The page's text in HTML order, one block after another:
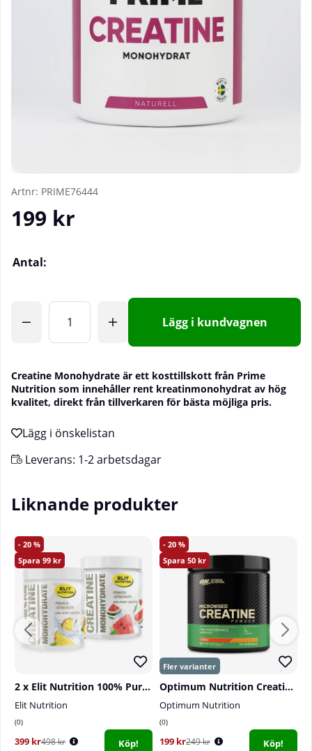
Artnr: PRIME76444
199 kr
Antal:
Lägg i kundvagnen
Creatine Monohydrate är ett kosttillskott från Prime
Nutrition som innehåller rent kreatinmonohydrat av hög
kvalitet, direkt från tillverkaren för bästa möjliga pris.
Leverans: 1-2 arbetsdagar
Liknande produkter
20
99
2 x Elit Nutrition 100% Pure Creatine Monohydrate, 300 g
Elit Nutrition
0
399 kr498 kr Köp!
20
50
Optimum Nutrition Creatine Powder, 247,5 g
Optimum Nutrition
0
199 kr249 kr Köp!